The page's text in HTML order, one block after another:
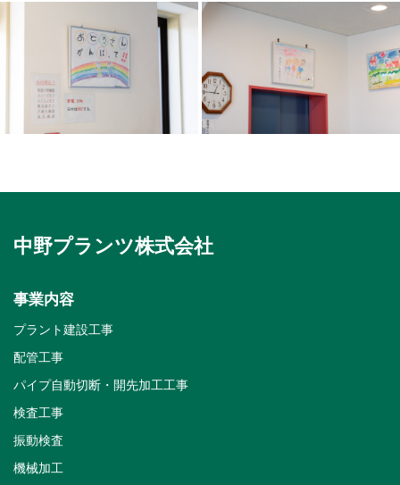
中野プランツ株式会社
事業内容
プラント建設工事
配管工事
パイプ自動切断・開先加工工事
検査工事
振動検査
機械加工